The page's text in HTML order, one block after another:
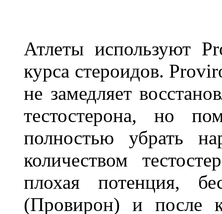
Атлеты используют
курса стероидов.
не замедляет
тестостерона, но
полностью убрать
количеством
плохая потенция,
(Провирон) и после